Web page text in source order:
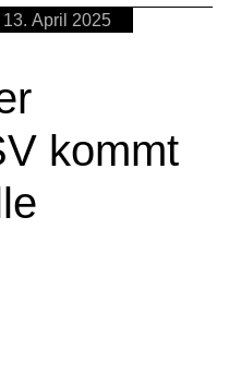
April 2025
kommt